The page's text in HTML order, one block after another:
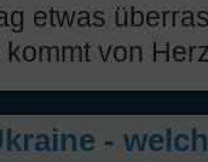
etwas
von
-